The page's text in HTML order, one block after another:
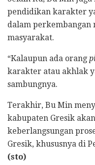
pendidikan karakter
dalam perkembangan
masyarakat.
“Kalaupun ada orang
karakter atau akhlak
sambungnya.
Terakhir, Bu Min
kabupaten Gresik
keberlangsungan
Gresik, khususnya di
(sto)